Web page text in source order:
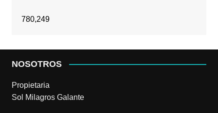
780,249
NOSOTROS
Propietaria
Sol Milagros Galante